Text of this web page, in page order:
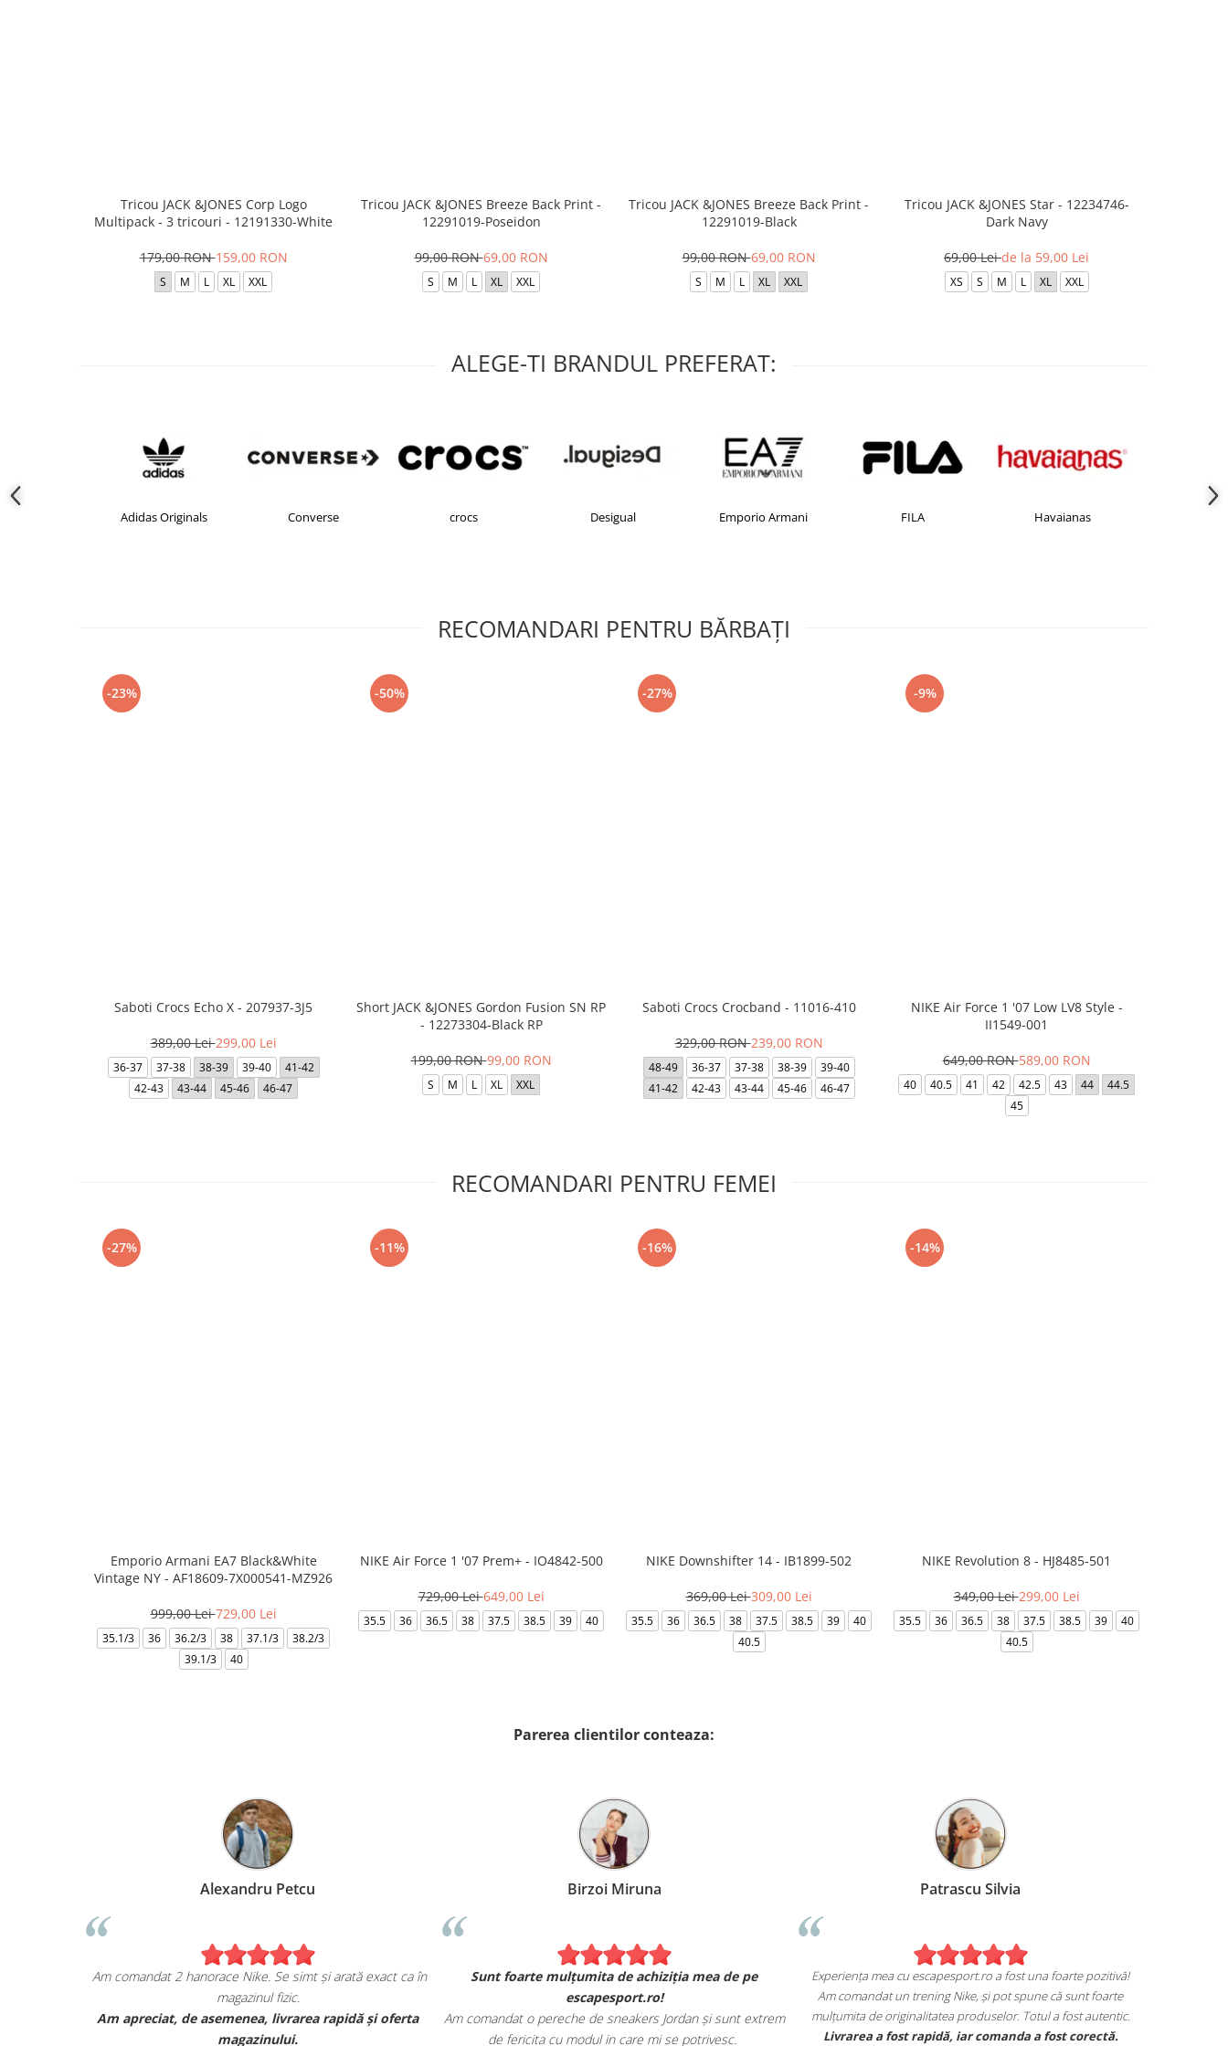
Tricou JACK &JONES Corp Logo
Multipack - 3 tricouri - 12191330-White
179,00 RON159,00 RON
S M L XL XXL
Tricou JACK &JONES Breeze Back Print -
12291019-Poseidon
99,00 RON69,00 RON
S M L XL XXL
Tricou JACK &JONES Breeze Back Print -
12291019-Black
99,00 RON69,00 RON
S M L XL XXL
Tricou JACK &JONES Star - 12234746-
Dark Navy
69,00 Leide la 59,00 Lei
XS S M L XL XXL
ALEGE-TI BRANDUL PREFERAT:
Adidas Originals Converse crocs Desigual Emporio Armani FILA Havaianas
RECOMANDARI PENTRU BĂRBAŢI
-23%
Saboti Crocs Echo X - 207937-3J5
389,00 Lei299,00 Lei
36-37 37-38 38-39 39-40
41-42
42-43
43-44 45-46 46-47
-50%
Short JACK &JONES Gordon Fusion SN RP
- 12273304-Black RP
199,00 RON99,00 RON
S M L XL XXL
-27%
Saboti Crocs Crocband - 11016-410
329,00 RON239,00 RON
48-49 36-37 37-38 38-39
39-40
41-42
42-43 43-44 45-46 46-47
-9%
NIKE Air Force 1 '07 Low LV8 Style -
II1549-001
649,00 RON589,00 RON
40 40.5 41 42 42.5 43 44
44.5
45
RECOMANDARI PENTRU FEMEI
-27%
Emporio Armani EA7 Black&White
Vintage NY - AF18609-7X000541-MZ926
999,00 Lei729,00 Lei
35.1/3 36 36.2/3 38 37.1/3
38.2/3
39.1/3
40
-11%
NIKE Air Force 1 '07 Prem+ - IO4842-500
729,00 Lei649,00 Lei
35.5 36 36.5 38 37.5 38.5 39 40
-16%
NIKE Downshifter 14 - IB1899-502
369,00 Lei309,00 Lei
35.5 36 36.5 38 37.5 38.5 39
40
40.5
-14%
NIKE Revolution 8 - HJ8485-501
349,00 Lei299,00 Lei
35.5 36 36.5 38 37.5 38.5 39
40
40.5
Parerea clientilor conteaza:
Alexandru Petcu
Am comandat 2 hanorace Nike. Se simt și arată exact ca în
magazinul fizic.
Am apreciat, de asemenea, livrarea rapidă și oferta
magazinului.
Birzoi Miruna
Sunt foarte mulțumita de achiziția mea de pe
escapesport.ro!
Am comandat o pereche de sneakers Jordan și sunt extrem
de fericita cu modul in care mi se potrivesc.
Patrascu Silvia
Experiența mea cu escapesport.ro a fost una foarte pozitivă!
Am comandat un trening Nike, și pot spune că sunt foarte
mulțumita de originalitatea produselor. Totul a fost autentic.
Livrarea a fost rapidă, iar comanda a fost corectă.